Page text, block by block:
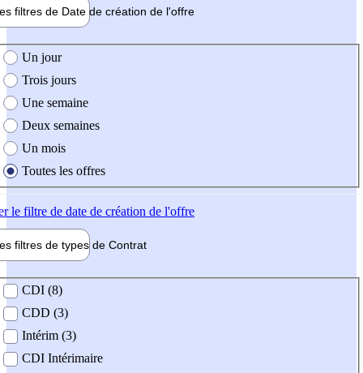
filtres de Date de création de l'offre
création de l'offre
Un jour
Trois jours
Une semaine
Deux semaines
Un mois
Toutes les offres
le filtre de date de création de l'offre
filtres de types de Contrat
contrat
CDI (8)
CDD (3)
Intérim (3)
CDI Intérimaire